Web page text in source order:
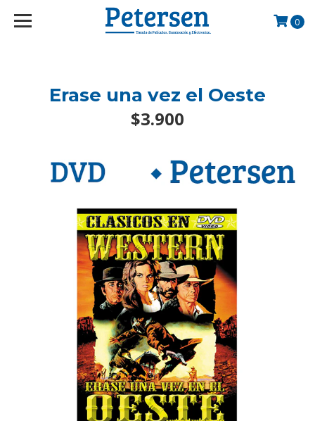
googlef2d1455d5020445a.html
0
Erase una vez el Oeste
$3.900